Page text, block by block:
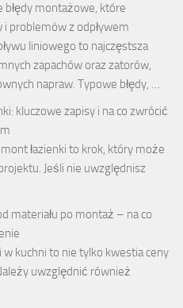
błędy montażowe, które
problemów z odpływem
liniowego to najczęstsza
zapachów oraz zatorów,
napraw. Typowe błędy, …
kluczowe zapisy i na co zwrócić
łazienki to krok, który może
Jeśli nie uwzględnisz
materiału po montaż – na co
w kuchni to nie tylko kwestia ceny
uwzględnić również